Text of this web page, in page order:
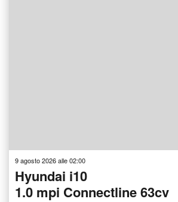
9 agosto 2026 alle 02:00
Hyundai i10
1.0 mpi Connectline 63cv